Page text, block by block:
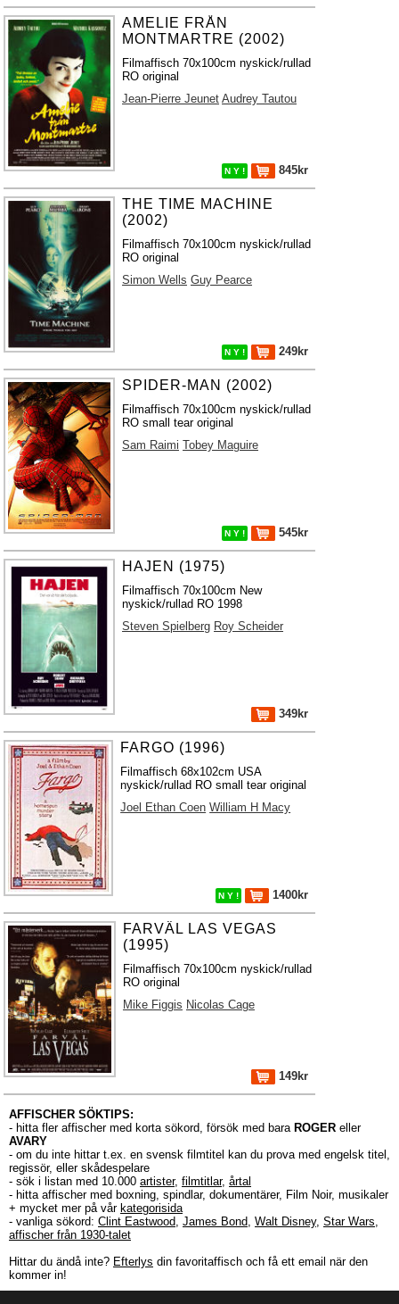
AMELIE FRÅN
MONTMARTRE (2002)
Filmaffisch 70x100cm nyskick/rullad
RO original
Jean-Pierre Jeunet Audrey Tautou
N Y ! 845kr
THE TIME MACHINE
(2002)
Filmaffisch 70x100cm nyskick/rullad
RO original
Simon Wells Guy Pearce
N Y ! 249kr
SPIDER-MAN (2002)
Filmaffisch 70x100cm nyskick/rullad
RO small tear original
Sam Raimi Tobey Maguire
N Y ! 545kr
HAJEN (1975)
Filmaffisch 70x100cm New
nyskick/rullad RO 1998
Steven Spielberg Roy Scheider
349kr
FARGO (1996)
Filmaffisch 68x102cm USA
nyskick/rullad RO small tear original
Joel Ethan Coen William H Macy
N Y ! 1400kr
FARVÄL LAS VEGAS
(1995)
Filmaffisch 70x100cm nyskick/rullad
RO original
Mike Figgis Nicolas Cage
149kr
AFFISCHER SÖKTIPS:
- hitta fler affischer med korta sökord, försök med bara ROGER eller
AVARY
- om du inte hittar t.ex. en svensk filmtitel kan du prova med engelsk titel,
regissör, eller skådespelare
- sök i listan med 10.000 artister, filmtitlar, årtal
- hitta affischer med boxning, spindlar, dokumentärer, Film Noir, musikaler
+ mycket mer på vår kategorisida
- vanliga sökord: Clint Eastwood, James Bond, Walt Disney, Star Wars,
affischer från 1930-talet
Hittar du ändå inte? Efterlys din favoritaffisch och få ett email när den
kommer in!